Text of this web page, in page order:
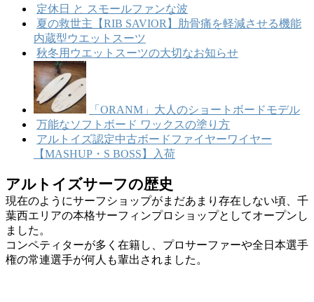
定休日 と スモールファンな波
夏の救世主【RIB SAVIOR】肋骨痛を軽減させる機能
内蔵型ウエットスーツ
秋冬用ウエットスーツの大切なお知らせ
「ORANM」大人のショートボードモデル
万能なソフトボード ワックスの塗り方
アルトイズ認定中古ボードファイヤーワイヤー
【MASHUP・S BOSS】入荷
アルトイズサーフの歴史
現在のようにサーフショップがまだあまり存在しない頃、千
葉西エリアの本格サーフィンプロショップとしてオープンし
ました。
コンペティターが多く在籍し、プロサーファーや全日本選手
権の常連選手が何人も輩出されました。